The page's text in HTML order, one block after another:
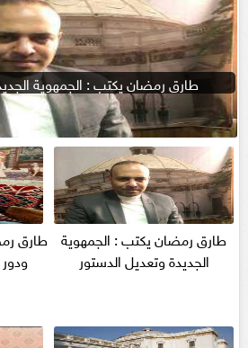
طارق رمضان يكتب : الجمهوية
طارق رمضان يكتب : الجمهوية
الجديدة وتعديل الدستور
طارق
ودور